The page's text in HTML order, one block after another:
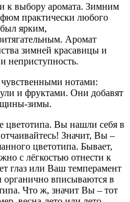
к выбору аромата. Зимним
практически любого
ярким,
Аромат
зимней красавицы и
неприступность.
нотами:
и фруктами. Они добавят
зимы.
цветотипа. Вы нашли себя в
Значит, Вы –
цветотипа. Бывает,
с лёгкостью отнести к
глаз или Ваш темперамент
органично вписываются в
Что ж, значит Вы – тот